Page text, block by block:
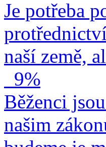
Je potřeba
naší země,
9%
Běženci
našim